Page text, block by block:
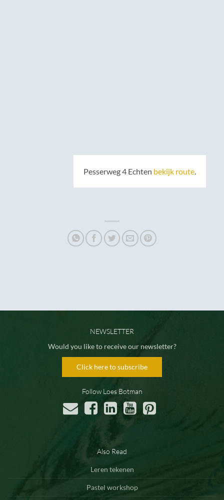
Pesserweg 4 Echten bekijk route.
NEWSLETTER
Would you like to receive our newsletter?
Click here to subscribe
Follow Loes Botman
Also Read
Leren tekenen
Pastel workshop